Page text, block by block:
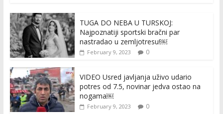
TUGA DO NEBA U TURSKOJ:
Najpoznatiji sportski bračni par
nastradao u zemljotresu!￼
February 9, 2023 0
VIDEO Usred javljanja uživo udario
potres od 7.5, novinar jedva ostao na
nogama￼
February 9, 2023 0